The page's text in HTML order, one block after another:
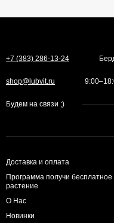
+7 (383) 286-13-24
shop@lubvit.ru
Будем на связи ;)
Доставка и оплата
Программа получи бесплатное
растение
О Нас
Новинки